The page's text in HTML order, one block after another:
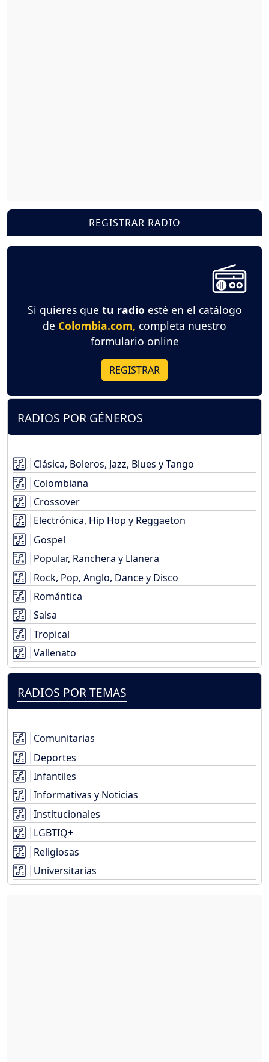
REGISTRAR RADIO
Si quieres que tu radio esté en el catálogo
de Colombia.com, completa nuestro
formulario online
REGISTRAR
RADIOS POR GÉNEROS
Clásica, Boleros, Jazz, Blues y Tango
Colombiana
Crossover
Electrónica, Hip Hop y Reggaeton
Gospel
Popular, Ranchera y Llanera
Rock, Pop, Anglo, Dance y Disco
Romántica
Salsa
Tropical
Vallenato
RADIOS POR TEMAS
Comunitarias
Deportes
Infantiles
Informativas y Noticias
Institucionales
LGBTIQ+
Religiosas
Universitarias